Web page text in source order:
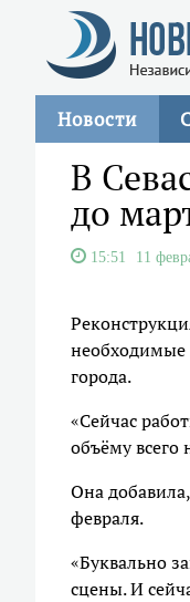
Новости
В
до
15:51 11
необходимые
города.
«Сейчас
объёму всего
Она
февраля.
«Буквально
сцены. И